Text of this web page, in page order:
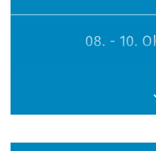
08. - 10.
16. - 18.
Seminar